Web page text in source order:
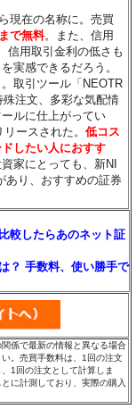
現在の名称に。売買
で無料。また、信用
信用取引金利の低さも
実感できるだろう。
取引ツール「NEOTR
注文、多彩な気配情
ルに仕上がってい
リースされた。低コス
したい人におすす
家にとっても、新NI
あり、おすすめの証券
較したらあのネット証
？ 手数料、使い勝手で
係で最新の情報と異なる場合
。売買手数料は、1回の注文
1回の注文として計算しま
に計測しており、実際の購入